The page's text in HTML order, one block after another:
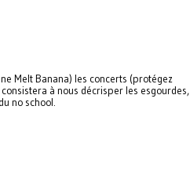
Melt Banana) les concerts (protégez
à nous décrisper les esgourdes,
no school.